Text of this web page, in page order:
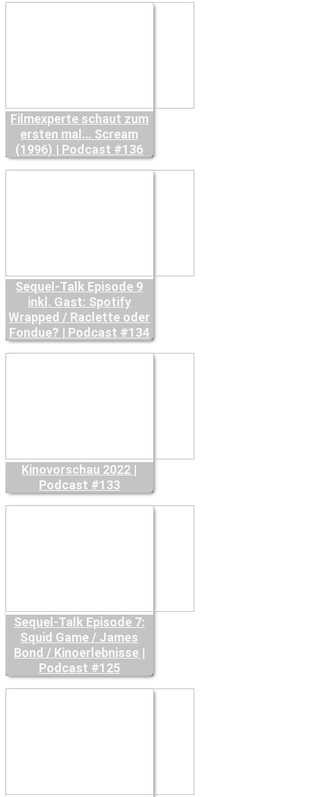
Filmexperte schaut zum
ersten mal… Scream
(1996) | Podcast #136
Sequel-Talk Episode 9
inkl. Gast: Spotify
Wrapped / Raclette oder
Fondue? | Podcast #134
Kinovorschau 2022 |
Podcast #133
Sequel-Talk Episode 7:
Squid Game / James
Bond / Kinoerlebnisse |
Podcast #125